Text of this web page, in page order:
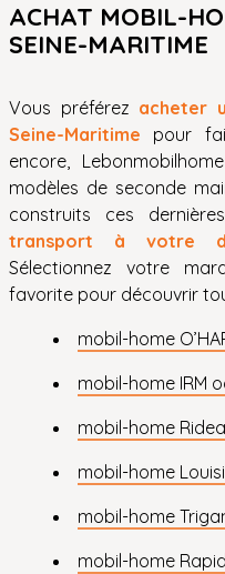
ACHAT MOBIL-
SEINE-MARITIME
Vous préférez acheter
Seine-Maritime pour
encore,
modèles de seconde
construits ces
transport à votre
Sélectionnez votre
favorite pour découvrir
mobil-home
mobil-home IRM
mobil-home
mobil-home
mobil-home
mobil-home